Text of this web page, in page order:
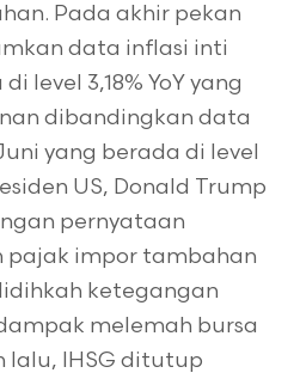
Pada akhir pekan
data inflasi inti
level 3,18% YoY yang
dibandingkan data
yang berada di level
US, Donald Trump
pernyataan
impor tambahan
ketegangan
melemah bursa
lalu, IHSG ditutup